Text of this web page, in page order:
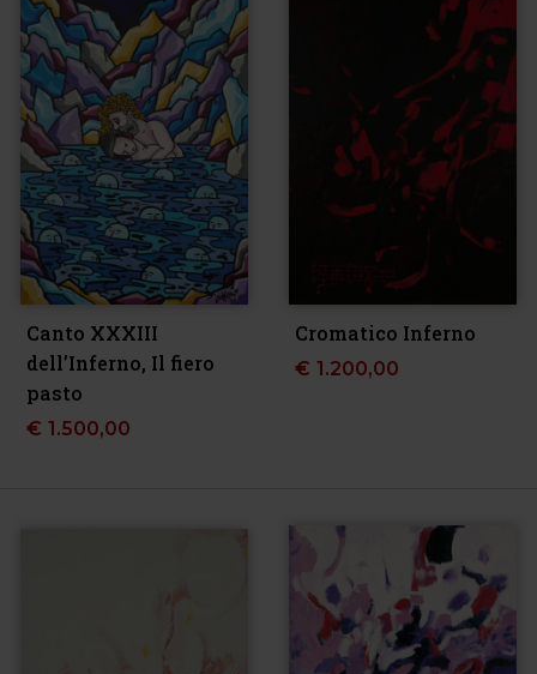
Canto XXXIII
dell’Inferno, Il fiero
pasto
€ 1.500,00
Cromatico Inferno
€ 1.200,00